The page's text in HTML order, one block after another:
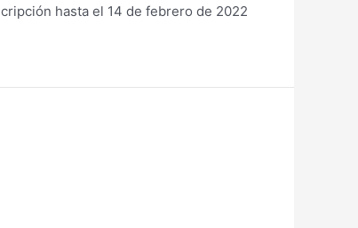
hasta el 14 de febrero de 2022